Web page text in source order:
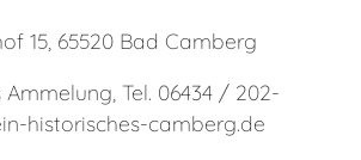
15, 65520 Bad Camberg
Tel. 06434 / 202-
historisches-camberg.de